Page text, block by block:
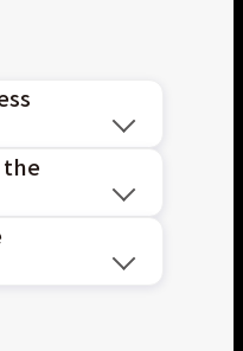
服務人
the